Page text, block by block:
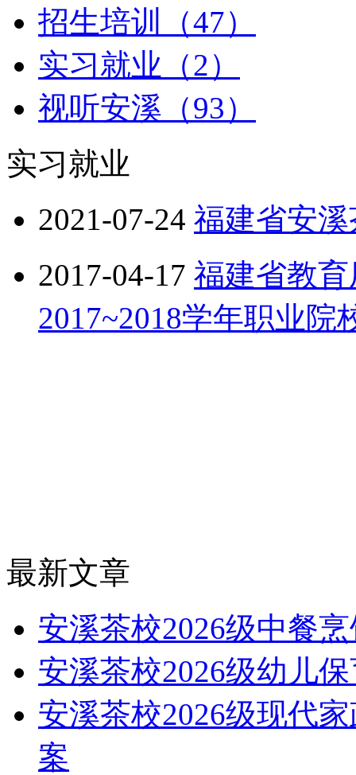
招生培训（47）
实习就业（2）
视听安溪（93）
实习就业
2021-07-24 福建省安
2017-04-17 福建省教育
2017~2018学年职业
最新文章
安溪茶校2026级中餐
安溪茶校2026级幼儿
安溪茶校2026级现代
案